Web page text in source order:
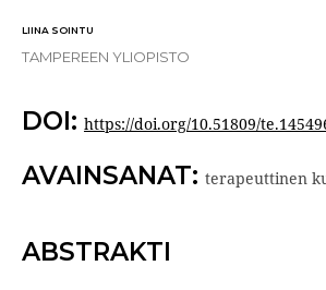
LIINA SOINTU
TAMPEREEN YLIOPISTO
DOI: https://doi.org/10.51809/
AVAINSANAT: terapeuttinen
ABSTRAKTI